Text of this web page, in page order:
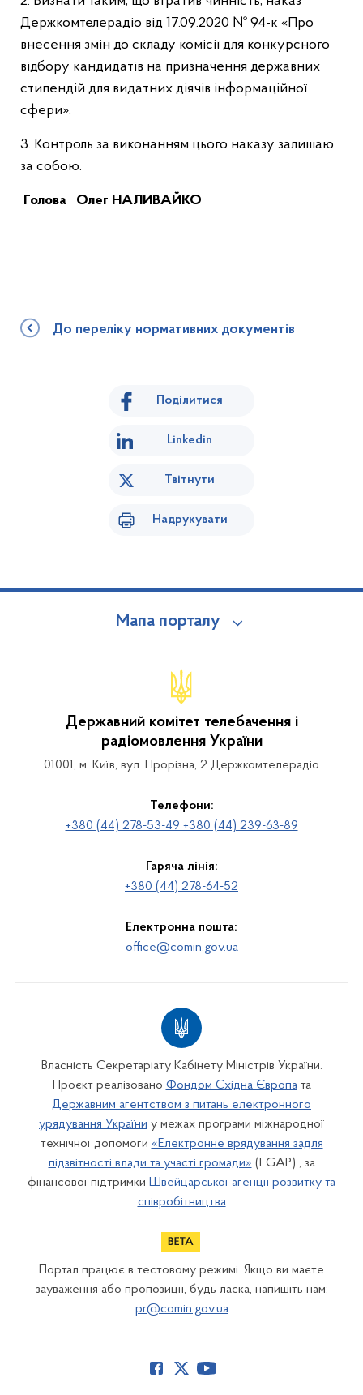
Держкомтелерадіо від 17.09.2020 № 94-к «Про
внесення змін до складу комісії для конкурсного
відбору кандидатів на призначення державних
стипендій для видатних діячів інформаційної
сфери».
3. Контроль за виконанням цього наказу залишаю
за собою.
Голова Олег НАЛИВАЙКО
До переліку нормативних документів
Поділитися
Linkedin
Твітнути
Надрукувати
Мапа порталу
Державний комітет телебачення і
радіомовлення України
01001, м. Київ, вул. Прорізна, 2 Держкомтелерадіо
Телефони:
+380 (44) 278-53-49 +380 (44) 239-63-89
Гаряча лінія:
+380 (44) 278-64-52
Електронна пошта:
office@comin.gov.ua
Власність Секретаріату Кабінету Міністрів України.
Проєкт реалізовано Фондом Східна Європата
Державним агентством з питань електронного
урядування України у межах програми міжнародної
технічної допомоги «Електронне врядування задля
підзвітності влади та участі громади» (EGAP) , за
фінансової підтримки Швейцарської агенції розвитку та
співробітництва
Портал працює в тестовому режимі. Якщо ви маєте
зауваження або пропозиції, будь ласка, напишіть нам:
pr@comin.gov.ua